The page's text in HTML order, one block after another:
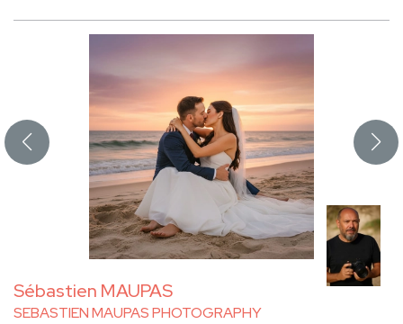
Sébastien MAUPAS
SEBASTIEN MAUPAS PHOTOGRAPHY